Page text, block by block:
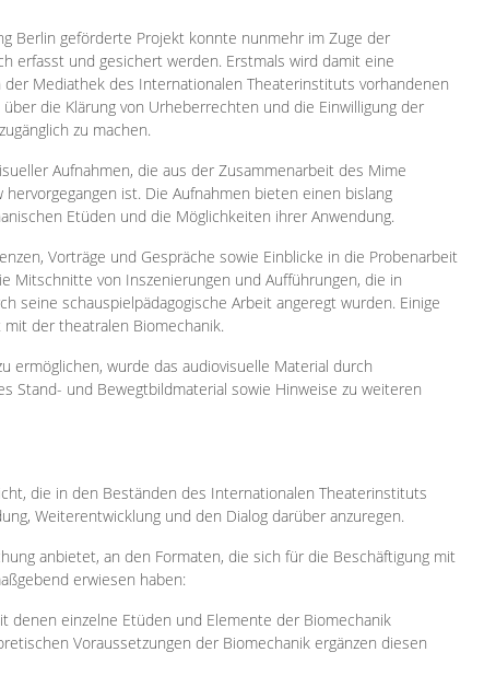
Berlin geförderte Projekt konnte nunmehr im Zuge der
erfasst und gesichert werden. Erstmals wird damit eine
Mediathek des Internationalen Theaterinstituts vorhandenen
die Klärung von Urheberrechten und die Einwilligung der
zu machen.
Aufnahmen, die aus der Zusammenarbeit des Mime
ist. Die Aufnahmen bieten einen bislang
Etüden und die Möglichkeiten ihrer Anwendung.
Vorträge und Gespräche sowie Einblicke in die Probenarbeit
Mitschnitte von Inszenierungen und Aufführungen, die in
seine schauspielpädagogische Arbeit angeregt wurden. Einige
der theatralen Biomechanik.
ermöglichen, wurde das audiovisuelle Material durch
Stand- und Bewegtbildmaterial sowie Hinweise zu weiteren
die in den Beständen des Internationalen Theaterinstituts
Weiterentwicklung und den Dialog darüber anzuregen.
anbietet, an den Formaten, die sich für die Beschäftigung mit
erwiesen haben:
denen einzelne Etüden und Elemente der Biomechanik
Voraussetzungen der Biomechanik ergänzen diesen